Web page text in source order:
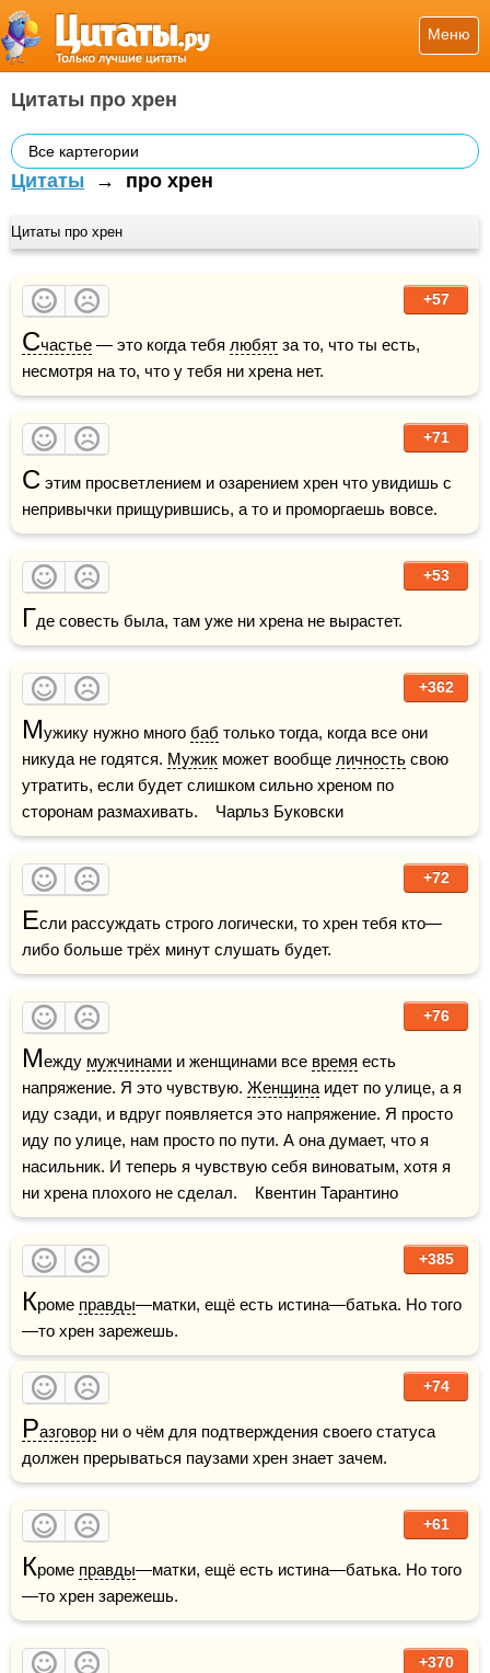
Меню
Цитаты про хрен
Все картегории
Цитаты → про хрен
Цитаты про хрен
+57
Счастье — это когда тебя любят за то, что ты есть,
несмотря на то, что у тебя ни хрена нет.
+71
С этим просветлением и озарением хрен что увидишь с
непривычки прищурившись, а то и проморгаешь вовсе.
+53
Где совесть была, там уже ни хрена не вырастет.
+362
Мужику нужно много баб только тогда, когда все они
никуда не годятся. Мужик может вообще личность свою
утратить, если будет слишком сильно хреном по
сторонам размахивать.    Чарльз Буковски
+72
Если рассуждать строго логически, то хрен тебя кто—
либо больше трёх минут слушать будет.
+76
Между мужчинами и женщинами все время есть
напряжение. Я это чувствую. Женщина идет по улице, а я
иду сзади, и вдруг появляется это напряжение. Я просто
иду по улице, нам просто по пути. А она думает, что я
насильник. И теперь я чувствую себя виноватым, хотя я
ни хрена плохого не сделал.    Квентин Тарантино
+385
Кроме правды—матки, ещё есть истина—батька. Но того
—то хрен зарежешь.
+74
Разговор ни о чём для подтверждения своего статуса
должен прерываться паузами хрен знает зачем.
+61
Кроме правды—матки, ещё есть истина—батька. Но того
—то хрен зарежешь.
+370